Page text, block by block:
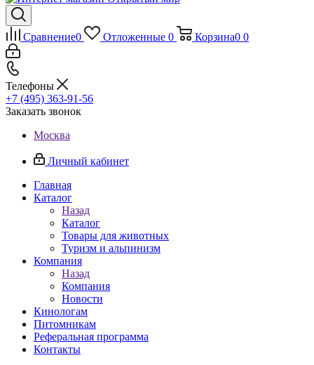
Сравнение0 Отложенные 0 Корзина0 0
Телефоны
+7 (495) 363-91-56
Заказать звонок
Москва
Личный кабинет
Главная
Каталог
Назад
Каталог
Товары для животных
Туризм и альпинизм
Компания
Назад
Компания
Новости
Кинологам
Питомникам
Реферальная программа
Контакты